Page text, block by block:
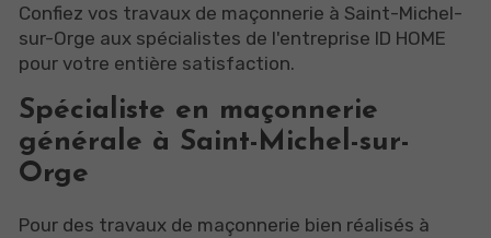
Confiez vos travaux de maçonnerie à Saint-Michel-
sur-Orge aux spécialistes de l'entreprise ID HOME
pour votre entière satisfaction.
Spécialiste en maçonnerie
générale à Saint-Michel-sur-
Orge
Pour des travaux de maçonnerie bien réalisés à